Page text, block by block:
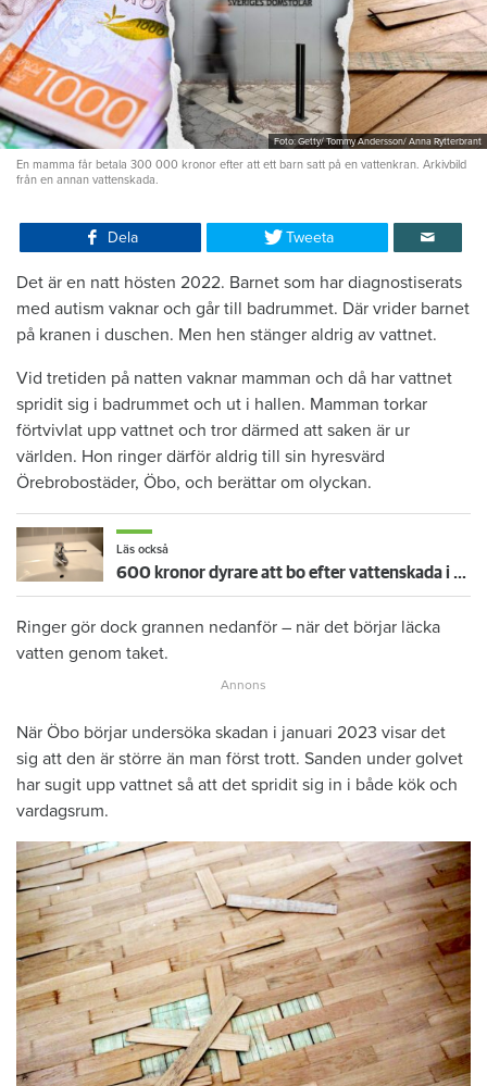
Foto: Getty/ Tommy Andersson/ Anna Rytterbrant
En mamma får betala 300 000 kronor efter att ett barn satt på en vattenkran. Arkivbild
från en annan vattenskada.
Dela Tweeta
Det är en natt hösten 2022. Barnet som har diagnostiserats
med autism vaknar och går till badrummet. Där vrider barnet
på kranen i duschen. Men hen stänger aldrig av vattnet.
Vid tretiden på natten vaknar mamman och då har vattnet
spridit sig i badrummet och ut i hallen. Mamman torkar
förtvivlat upp vattnet och tror därmed att saken är ur
världen. Hon ringer därför aldrig till sin hyresvärd
Örebrobostäder, Öbo, och berättar om olyckan.
Läs också
600 kronor dyrare att bo efter vattenskada i Varberg
Ringer gör dock grannen nedanför – när det börjar läcka
vatten genom taket.
När Öbo börjar undersöka skadan i januari 2023 visar det
sig att den är större än man först trott. Sanden under golvet
har sugit upp vattnet så att det spridit sig in i både kök och
vardagsrum.